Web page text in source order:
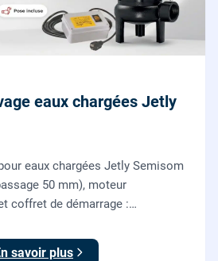
eaux chargées Jetly
eaux chargées Jetly Semisom
50 mm), moteur
coffret de démarrage :
nos plombiers.
savoir plus